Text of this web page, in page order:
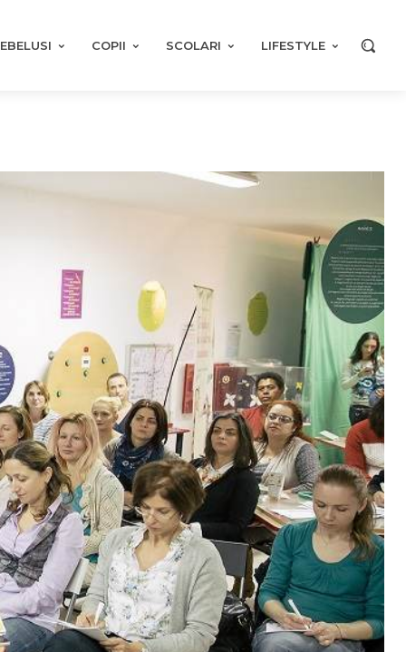
COPII SCOLARI LIFESTYLE